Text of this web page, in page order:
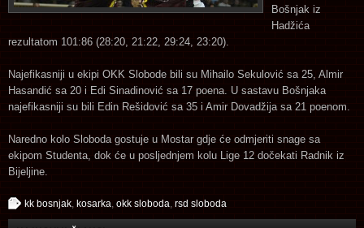
Bošnjak iz
Hadžića
rezultatom 101:86 (28:20, 21:22, 29:24, 23:20).
Najefikasniji u ekipi OKK Slobode bili su Mihailo Sekulović sa 25, Almir
Hasandić sa 20 i Edi Sinadinović sa 17 poena. U sastavu Bošnjaka
najefikasniji su bili Edin Rešidović sa 35 i Amir Dovadžija sa 21 poenom.
Naredno kolo Sloboda gostuje u Mostar gdje će odmjeriti snage sa
ekipom Studenta, dok će u posljednjem kolu Lige 12 dočekati Radnik iz
Bijeljine.
kk bosnjak kosarka okk sloboda rsd sloboda